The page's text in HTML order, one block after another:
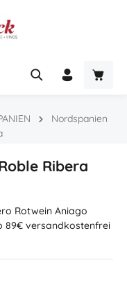
Nordspanien
Ribera
Rotwein Aniago
89€ versandkostenfrei